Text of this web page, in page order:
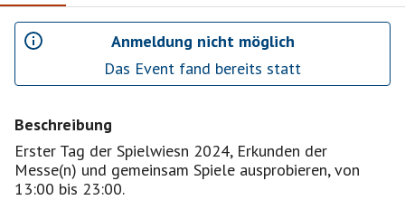
Anmeldung nicht möglich
Das Event fand bereits statt
Beschreibung
Erster Tag der Spielwiesn 2024, Erkunden der
Messe(n) und gemeinsam Spiele ausprobieren, von
13:00 bis 23:00.